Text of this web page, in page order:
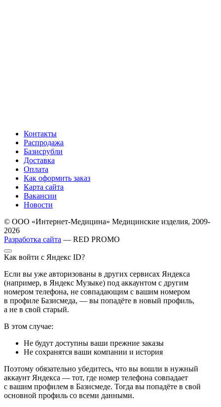
Контакты
Распродажа
Базисрубли
Доставка
Оплата
Как оформить заказ
Карта сайта
Вакансии
Новости
© ООО «Интернет-Медицина» Медицинские изделия, 2009-
2026
Разработка сайта — RED PROMO
Как войти с Яндекс ID?
Если вы уже авторизованы в других сервисах Яндекса
(например, в Яндекс Музыке) под аккаунтом с другим
номером телефона, не совпадающим с вашим номером
в профиле Базисмеда, — вы попадёте в новый профиль,
а не в свой старый.
В этом случае:
Не будут доступны ваши прежние заказы
Не сохранятся ваши компании и история
Поэтому обязательно убедитесь, что вы вошли в нужный
аккаунт Яндекса — тот, где номер телефона совпадает
с вашим профилем в Базисмеде. Тогда вы попадёте в свой
основной профиль со всеми данными.